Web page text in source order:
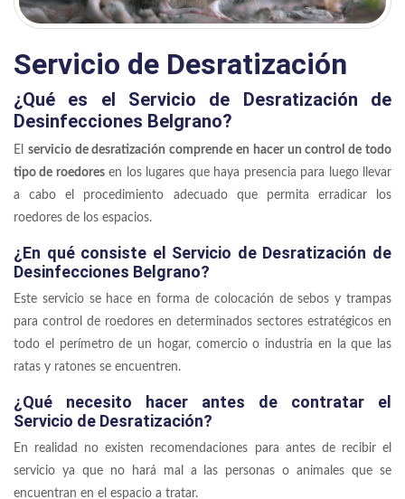
Servicio de Desratización
¿Qué es el Servicio de Desratización de
Desinfecciones Belgrano?
El servicio de desratización comprende en hacer un control de todo
tipo de roedoresen los lugares que haya presencia para luego llevar
a cabo el procedimiento adecuado que permita erradicar los
roedores de los espacios.
¿En qué consiste el Servicio de Desratización de
Desinfecciones Belgrano?
Este servicio se hace en forma de colocación de sebos y trampas
para control de roedores en determinados sectores estratégicos en
todo el perímetro de un hogar, comercio o industria en la que las
ratas y ratones se encuentren.
¿Qué necesito hacer antes de contratar el
Servicio de Desratización?
En realidad no existen recomendaciones para antes de recibir el
servicio ya que no hará mal a las personas o animales que se
encuentran en el espacio a tratar.